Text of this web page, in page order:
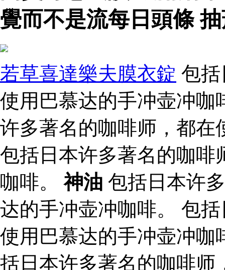
覺而不是流每日頭條
若草喜達樂夫膜衣錠 包
使用巴慕达的手冲壶冲咖
许多著名的咖啡师，都在
包括日本许多著名的咖啡
咖啡。神油 包括日本许
达的手冲壶冲咖啡。 包
使用巴慕达的手冲壶冲咖
括日本许多著名的咖啡师